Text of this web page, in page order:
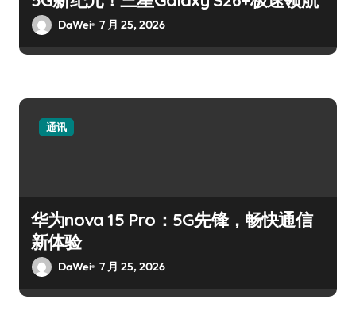
DaWei 7 月 25, 2026
通讯
华为nova 15 Pro：5G先锋，畅快通信
新体验
DaWei 7 月 25, 2026